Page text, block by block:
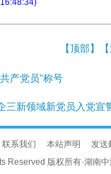
【顶部】【
产党员”称号
三新领域新党员入党宣
联系我们 本站声明
发送
版权所有·湖南中